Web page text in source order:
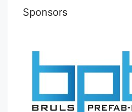
Sponsors